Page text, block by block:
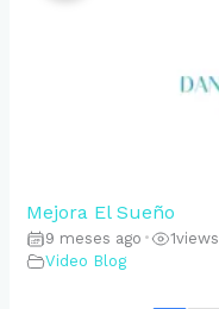
Mejora El Sueño
9 meses ago • 1views
Video Blog